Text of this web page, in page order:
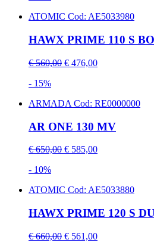
ATOMIC Cod: AE5033980
HAWX PRIME 110 S
€ 560,00 € 476,00
- 15%
ARMADA Cod: RE0000000
AR ONE 130 MV
€ 650,00 € 585,00
- 10%
ATOMIC Cod: AE5033880
HAWX PRIME 120 S
€ 660,00 € 561,00